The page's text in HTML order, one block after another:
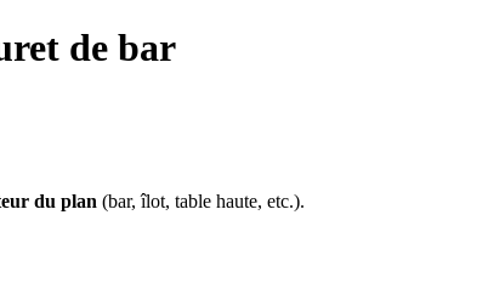
de bar
du plan (bar, îlot, table haute, etc.).